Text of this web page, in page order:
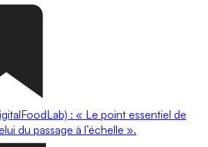
: « Le point essentiel de
du passage à l’échelle ».